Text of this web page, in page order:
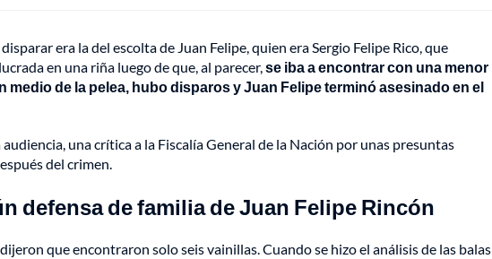
era la del escolta de Juan Felipe, quien era Sergio Felipe Rico, que
en una riña luego de que, al parecer,se iba a encontrar con una menor
medio de la pelea, hubo disparos y Juan Felipe terminó asesinado en el
una crítica a la Fiscalía General de la Nación por unas presuntas
del crimen.
defensa de familia de Juan Felipe Rincón
que encontraron solo seis vainillas. Cuando se hizo el análisis de las balas